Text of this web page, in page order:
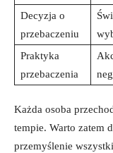
Decyzja o
przebaczeniu
Praktyka
przebaczenia
Każda osoba
tempie. Warto zatem
przemyślenie